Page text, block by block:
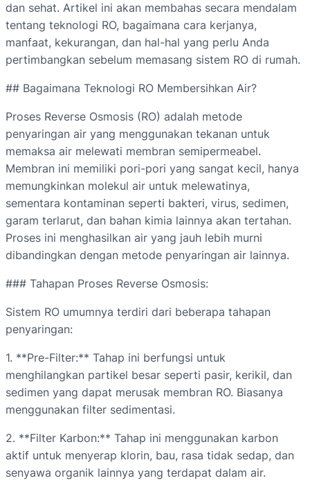
dan sehat. Artikel ini akan membahas secara mendalam
tentang teknologi RO, bagaimana cara kerjanya,
manfaat, kekurangan, dan hal-hal yang perlu Anda
pertimbangkan sebelum memasang sistem RO di rumah.
## Bagaimana Teknologi RO Membersihkan Air?
Proses Reverse Osmosis (RO) adalah metode
penyaringan air yang menggunakan tekanan untuk
memaksa air melewati membran semipermeabel.
Membran ini memiliki pori-pori yang sangat kecil, hanya
memungkinkan molekul air untuk melewatinya,
sementara kontaminan seperti bakteri, virus, sedimen,
garam terlarut, dan bahan kimia lainnya akan tertahan.
Proses ini menghasilkan air yang jauh lebih murni
dibandingkan dengan metode penyaringan air lainnya.
### Tahapan Proses Reverse Osmosis:
Sistem RO umumnya terdiri dari beberapa tahapan
penyaringan:
1. **Pre-Filter:** Tahap ini berfungsi untuk
menghilangkan partikel besar seperti pasir, kerikil, dan
sedimen yang dapat merusak membran RO. Biasanya
menggunakan filter sedimentasi.
2. **Filter Karbon:** Tahap ini menggunakan karbon
aktif untuk menyerap klorin, bau, rasa tidak sedap, dan
senyawa organik lainnya yang terdapat dalam air.